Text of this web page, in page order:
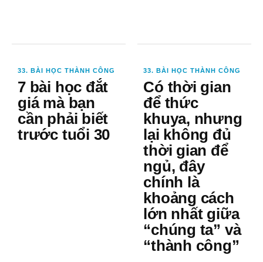
33. BÀI HỌC THÀNH CÔNG
7 bài học đắt
giá mà bạn
cần phải biết
trước tuổi 30
33. BÀI HỌC THÀNH CÔNG
Có thời gian
để thức
khuya, nhưng
lại không đủ
thời gian để
ngủ, đây
chính là
khoảng cách
lớn nhất giữa
“chúng ta” và
“thành công”